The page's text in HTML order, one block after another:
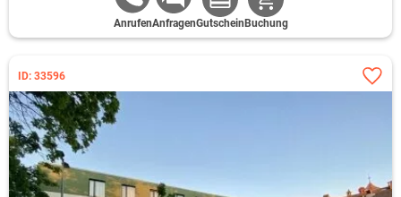
AnrufenAnfragenGutschein Buchung
ID: 33596